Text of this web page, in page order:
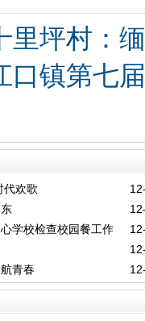
里坪村：
口镇第七
代欢歌
学校检查校园餐工作
青春